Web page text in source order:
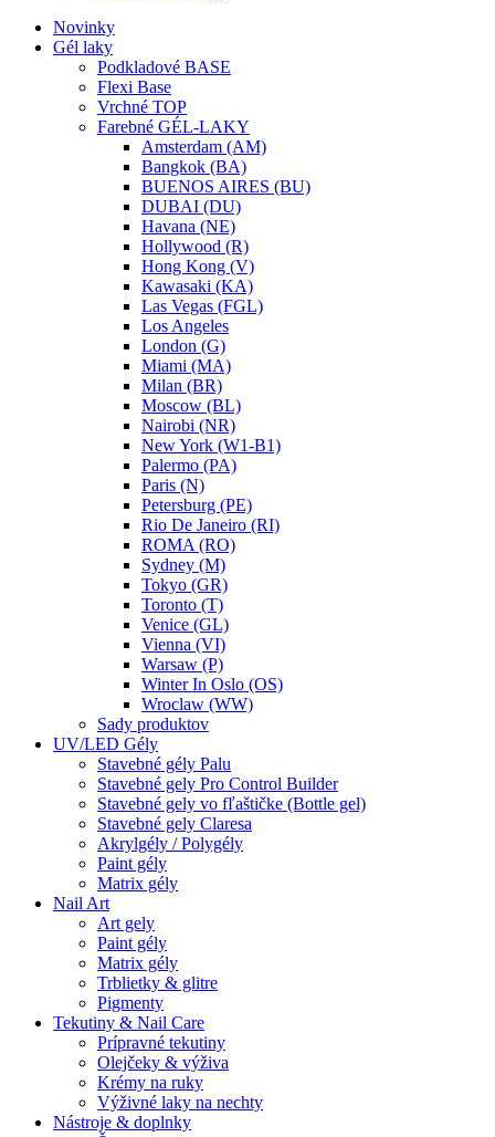
Novinky
Gél laky
Podkladové BASE
Flexi Base
Vrchné TOP
Farebné GÉL-LAKY
Amsterdam (AM)
Bangkok (BA)
BUENOS AIRES (BU)
DUBAI (DU)
Havana (NE)
Hollywood (R)
Hong Kong (V)
Kawasaki (KA)
Las Vegas (FGL)
Los Angeles
London (G)
Miami (MA)
Milan (BR)
Moscow (BL)
Nairobi (NR)
New York (W1-B1)
Palermo (PA)
Paris (N)
Petersburg (PE)
Rio De Janeiro (RI)
ROMA (RO)
Sydney (M)
Tokyo (GR)
Toronto (T)
Venice (GL)
Vienna (VI)
Warsaw (P)
Winter In Oslo (OS)
Wroclaw (WW)
Sady produktov
UV/LED Gély
Stavebné gély Palu
Stavebné gely Pro Control Builder
Stavebné gely vo fľaštičke (Bottle gel)
Stavebné gely Claresa
Akrylgély / Polygély
Paint gély
Matrix gély
Nail Art
Art gely
Paint gély
Matrix gély
Trblietky & glitre
Pigmenty
Tekutiny & Nail Care
Prípravné tekutiny
Olejčeky & výživa
Krémy na ruky
Výživné laky na nechty
Nástroje & doplnky